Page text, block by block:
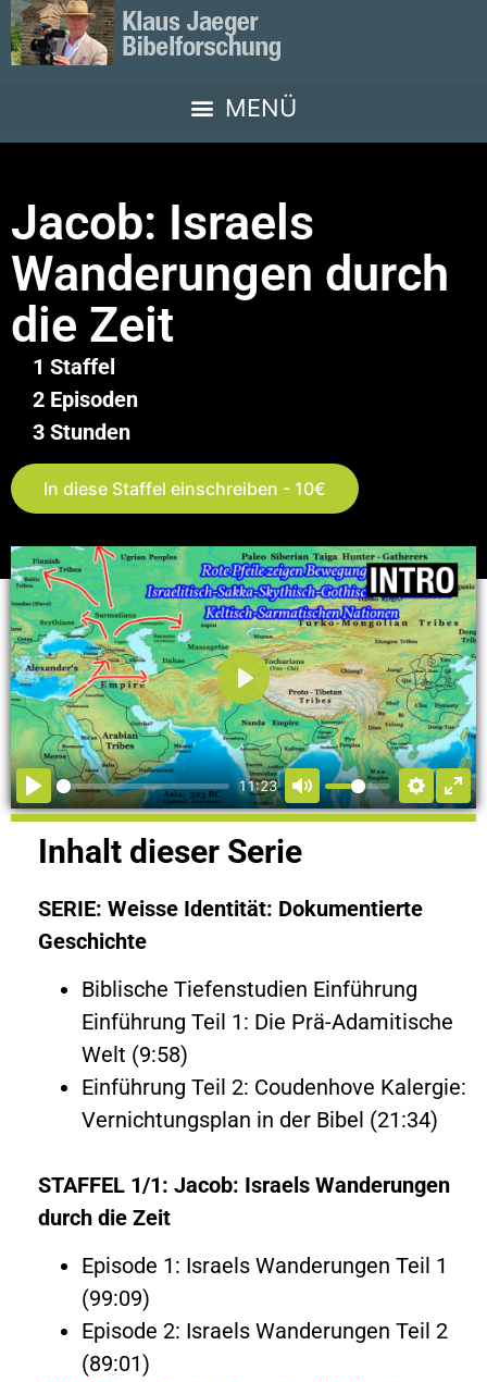
Jacob: Israels
Wanderungen durch
die Zeit
1 Staffel
2 Episoden
3 Stunden
In diese Staffel einschreiben - 10€
11:23
Abspielen
Inhalt dieser Serie
SERIE: Weisse Identität: Dokumentierte
Geschichte
Biblische Tiefenstudien Einführung
Einführung Teil 1: Die Prä-Adamitische
Welt (9:58)
Einführung Teil 2: Coudenhove Kalergie:
Vernichtungsplan in der Bibel (21:34)
STAFFEL 1/1: Jacob: Israels Wanderungen
durch die Zeit
Episode 1: Israels Wanderungen Teil 1
(99:09)
Episode 2: Israels Wanderungen Teil 2
(89:01)